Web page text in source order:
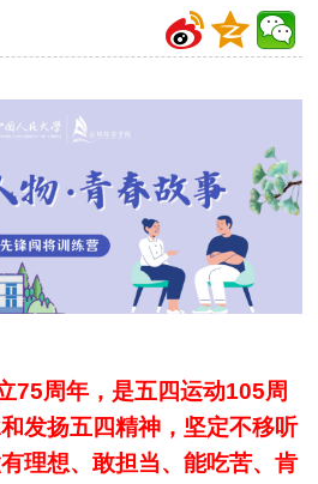
75周年，是五四运动105周
发扬五四精神，坚定不移听
理想、敢担当、能吃苦、肯